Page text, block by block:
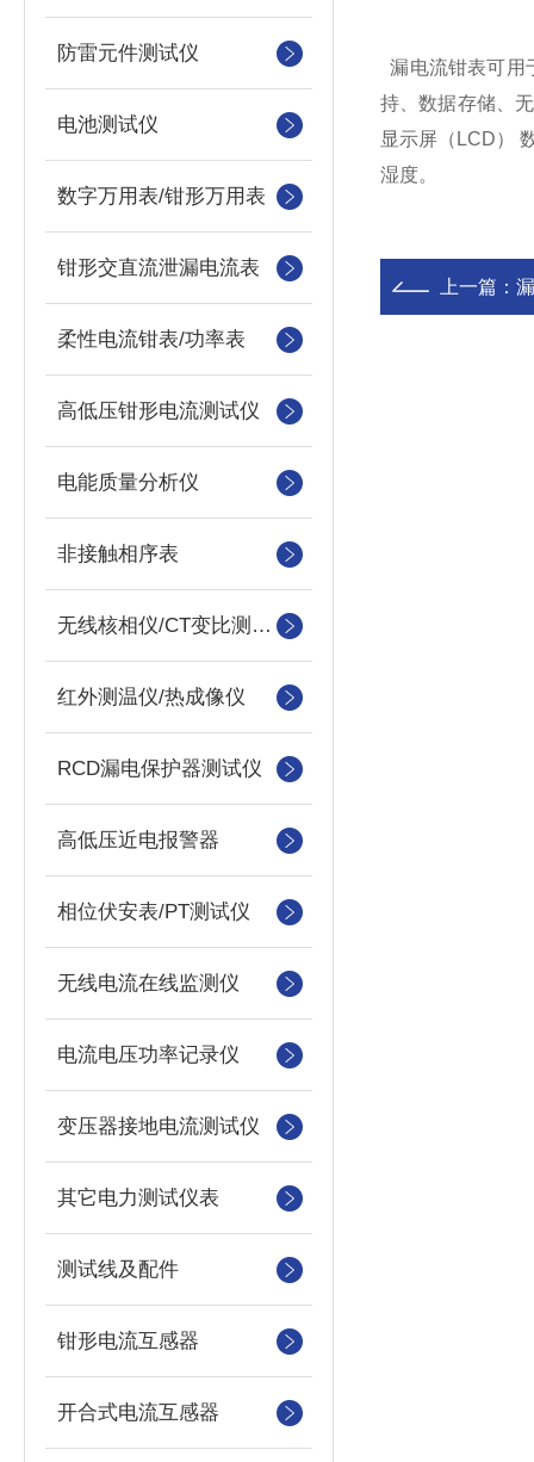
防雷元件测试仪
电池测试仪
数字万用表/钳形万用表
钳形交直流泄漏电流表
柔性电流钳表/功率表
高低压钳形电流测试仪
电能质量分析仪
非接触相序表
无线核相仪/CT变比测试仪
红外测温仪/热成像仪
RCD漏电保护器测试仪
高低压近电报警器
相位伏安表/PT测试仪
无线电流在线监测仪
电流电压功率记录仪
变压器接地电流测试仪
其它电力测试仪表
测试线及配件
钳形电流互感器
开合式电流互感器
漏电流钳表可用
持、数据存储、
显示屏（LCD）
湿度。
上一篇：